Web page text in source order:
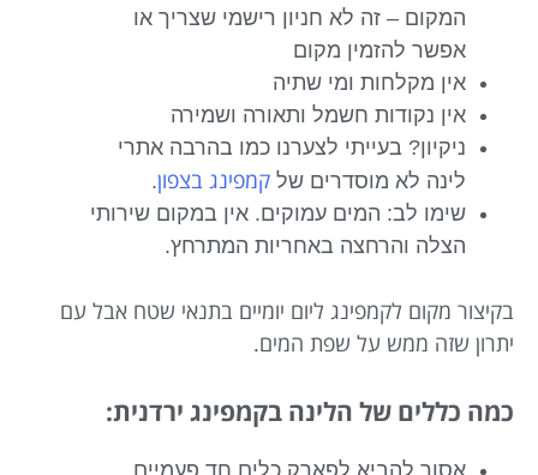
המקום – זה לא חניון רישמי שצריך או
אפשר להזמין מקום
אין מקלחות ומי שתיה
אין נקודות חשמל ותאורה ושמירה
ניקיון? בעייתי לצערנו כמו בהרבה אתרי
לינה לא מוסדרים של קמפינג בצפון.
שימו לב: המים עמוקים. אין במקום שירותי
הצלה והרחצה באחריות המתרחץ.
בקיצור מקום לקמפינג ליום יומיים בתנאי שטח אבל עם
יתרון שזה ממש על שפת המים.
כמה כללים של הלינה בקמפינג ירדנית:
אסור להביא לפארק כלים חד פעמיים